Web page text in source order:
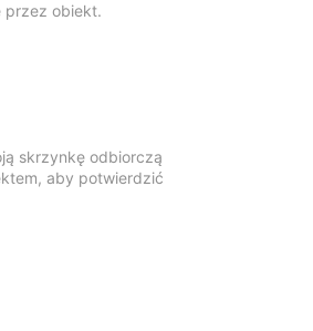
przez obiekt.
skrzynkę odbiorczą
aby potwierdzić